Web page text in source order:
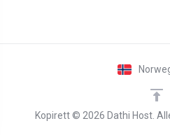
Kopirett © 2026 Dathi Host.